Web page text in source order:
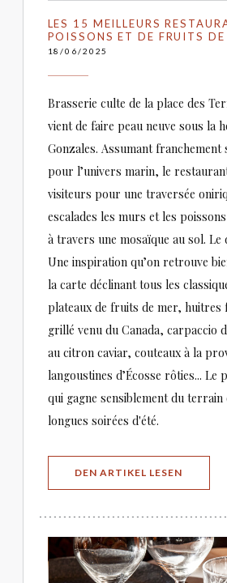
LES 15 MEILLEURS
POISSONS ET DE FRUITS DE
18/06/2025
Brasserie culte de la place des
vient de faire peau neuve sous la
Gonzales. Assumant franchement
pour l’univers marin, le
visiteurs pour une traversée
escalades les murs et les
à travers une mosaïque au sol. Le
Une inspiration qu’on retrouve
la carte déclinant tous les
plateaux de fruits de mer, huitres
grillé venu du Canada, carpaccio
au citron caviar, couteaux à la
langoustines d’Écosse rôties... Le
qui gagne sensiblement du
longues soirées d'été.
DEN ARTIKEL LESEN